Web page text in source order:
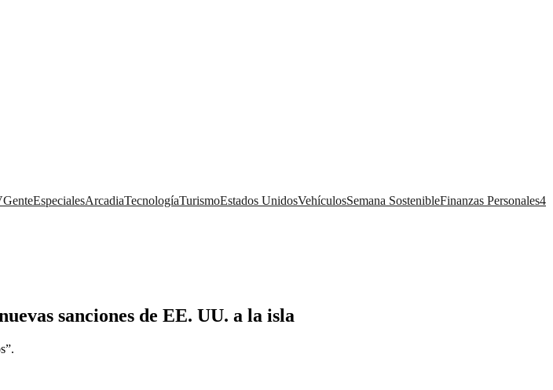
GenteEspecialesArcadiaTecnologíaTurismoEstados UnidosVehículosSemana SostenibleFinanzas Personales4
sanciones de EE. UU. a la isla